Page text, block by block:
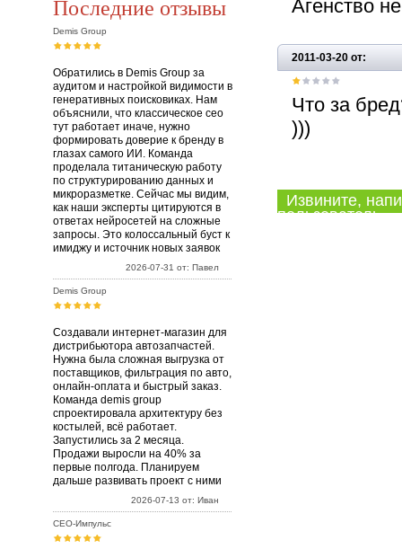
Последние отзывы
Demis Group
Обратились в Demis Group за
аудитом и настройкой видимости в
генеративных поисковиках. Нам
объяснили, что классическое сео
тут работает иначе, нужно
формировать доверие к бренду в
глазах самого ИИ. Команда
проделала титаническую работу
по структурированию данных и
микроразметке. Сейчас мы видим,
как наши эксперты цитируются в
ответах нейросетей на сложные
запросы. Это колоссальный буст к
имиджу и источник новых заявок
2026-07-31 от: Павел
Demis Group
Создавали интернет-магазин для
дистрибьютора автозапчастей.
Нужна была сложная выгрузка от
поставщиков, фильтрация по авто,
онлайн-оплата и быстрый заказ.
Команда demis group
спроектировала архитектуру без
костылей, всё работает.
Запустились за 2 месяца.
Продажи выросли на 40% за
первые полгода. Планируем
дальше развивать проект с ними
2026-07-13 от: Иван
СЕО-Импульс
Агенство
2011-03-20 от:
Что за
)))
Извините,
пользователь.